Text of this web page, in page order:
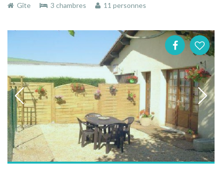
Gîte
3 chambres 11 personnes